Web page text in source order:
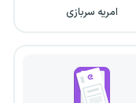
امریه سربازی